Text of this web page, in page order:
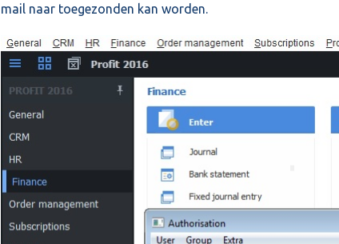
mail naar toegezonden kan worden.